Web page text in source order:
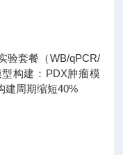
验套餐（WB/qPCR/
构建：PDX肿瘤模
建周期缩短40%